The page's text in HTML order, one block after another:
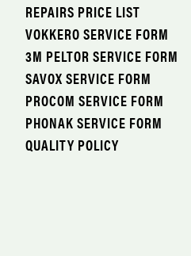
REPAIRS PRICE LIST
VOKKERO SERVICE FORM
3M PELTOR SERVICE FORM
SAVOX SERVICE FORM
PROCOM SERVICE FORM
PHONAK SERVICE FORM
QUALITY POLICY